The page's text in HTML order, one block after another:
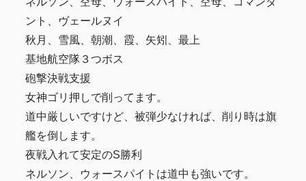
ント、ヴェールヌイ
秋月、雪風、朝潮、霞、矢矧、最上
基地航空隊３つボス
砲撃決戦支援
女神ゴリ押しで削ってます。
道中厳しいですけど、被弾少なければ、削り時は旗
艦を倒します。
夜戦入れて安定のS勝利
ネルソン、ウォースパイトは道中も強いです。